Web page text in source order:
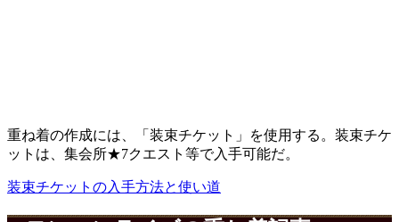
重ね着の作成には、「装束チケット」を使用する。装束チケ
ットは、集会所★7クエスト等で入手可能だ。
装束チケットの入手方法と使い道